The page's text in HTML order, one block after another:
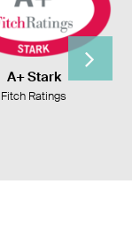
A+ Stark
Fitch Ratings